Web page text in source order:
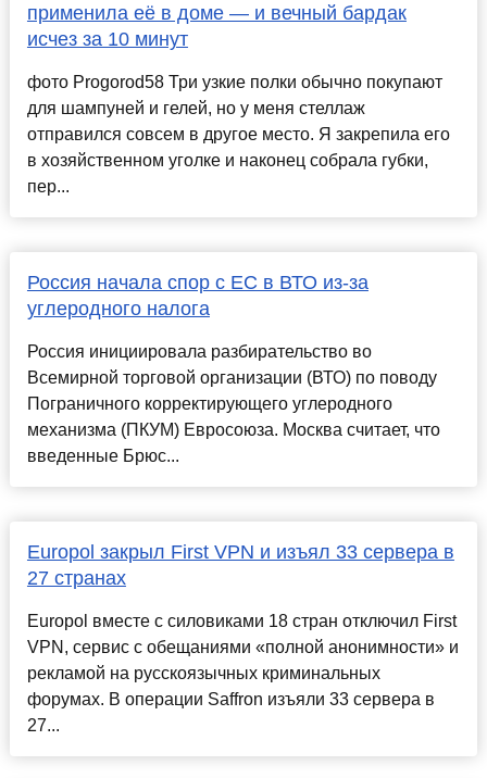
применила её в доме — и вечный бардак
исчез за 10 минут
фото Progorod58 Три узкие полки обычно покупают
для шампуней и гелей, но у меня стеллаж
отправился совсем в другое место. Я закрепила его
в хозяйственном уголке и наконец собрала губки,
пер...
Россия начала спор с ЕС в ВТО из-за
углеродного налога
Россия инициировала разбирательство во
Всемирной торговой организации (ВТО) по поводу
Пограничного корректирующего углеродного
механизма (ПКУМ) Евросоюза. Москва считает, что
введенные Брюс...
Europol закрыл First VPN и изъял 33 сервера в
27 странах
Europol вместе с силовиками 18 стран отключил First
VPN, сервис с обещаниями «полной анонимности» и
рекламой на русскоязычных криминальных
форумах. В операции Saffron изъяли 33 сервера в
27...